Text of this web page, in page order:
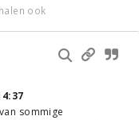
ook
sommige